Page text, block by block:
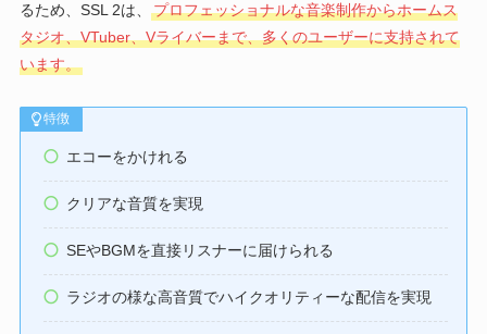
るため、SSL 2は、
プロフェッショナルな音楽制作からホームス
タジオ、VTuber、Vライバーまで、多くのユーザーに支持されて
います。
特徴
エコーをかけれる
クリアな音質を実現
SEやBGMを直接リスナーに届けられる
ラジオの様な高音質でハイクオリティーな配信を実現